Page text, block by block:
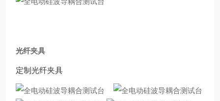
光纤夹具
定制光纤夹具